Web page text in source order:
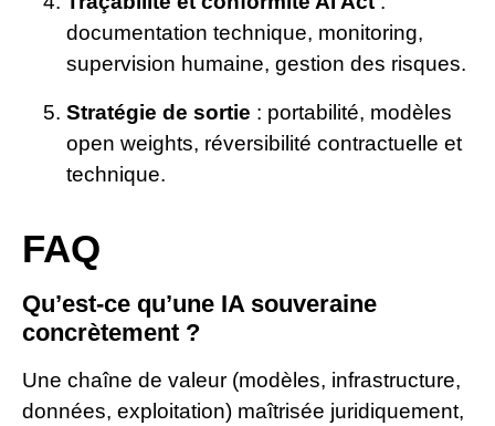
documentation technique, monitoring,
supervision humaine, gestion des risques.
Stratégie de sortie : portabilité, modèles
open weights, réversibilité contractuelle et
technique.
FAQ
Qu’est-ce qu’une IA souveraine
concrètement ?
Une chaîne de valeur (modèles, infrastructure,
données, exploitation) maîtrisée juridiquement,